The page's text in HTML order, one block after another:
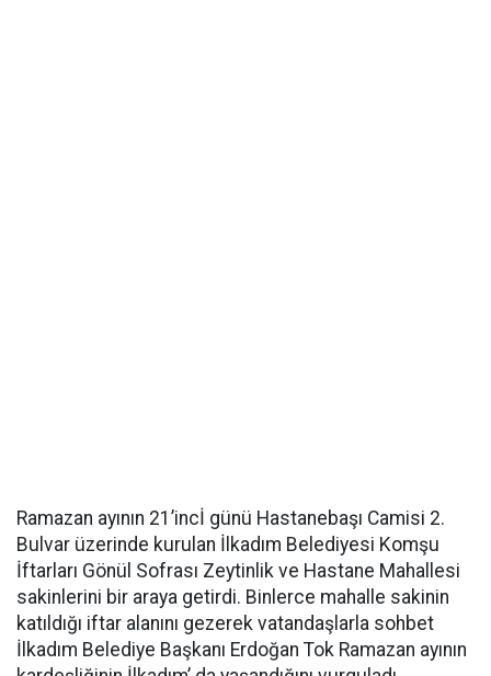
Ramazan ayının 21’incİ günü Hastanebaşı Camisi 2.
Bulvar üzerinde kurulan İlkadım Belediyesi Komşu
İftarları Gönül Sofrası Zeytinlik ve Hastane Mahallesi
sakinlerini bir araya getirdi. Binlerce mahalle sakinin
katıldığı iftar alanını gezerek vatandaşlarla sohbet
İlkadım Belediye Başkanı Erdoğan Tok Ramazan ayının